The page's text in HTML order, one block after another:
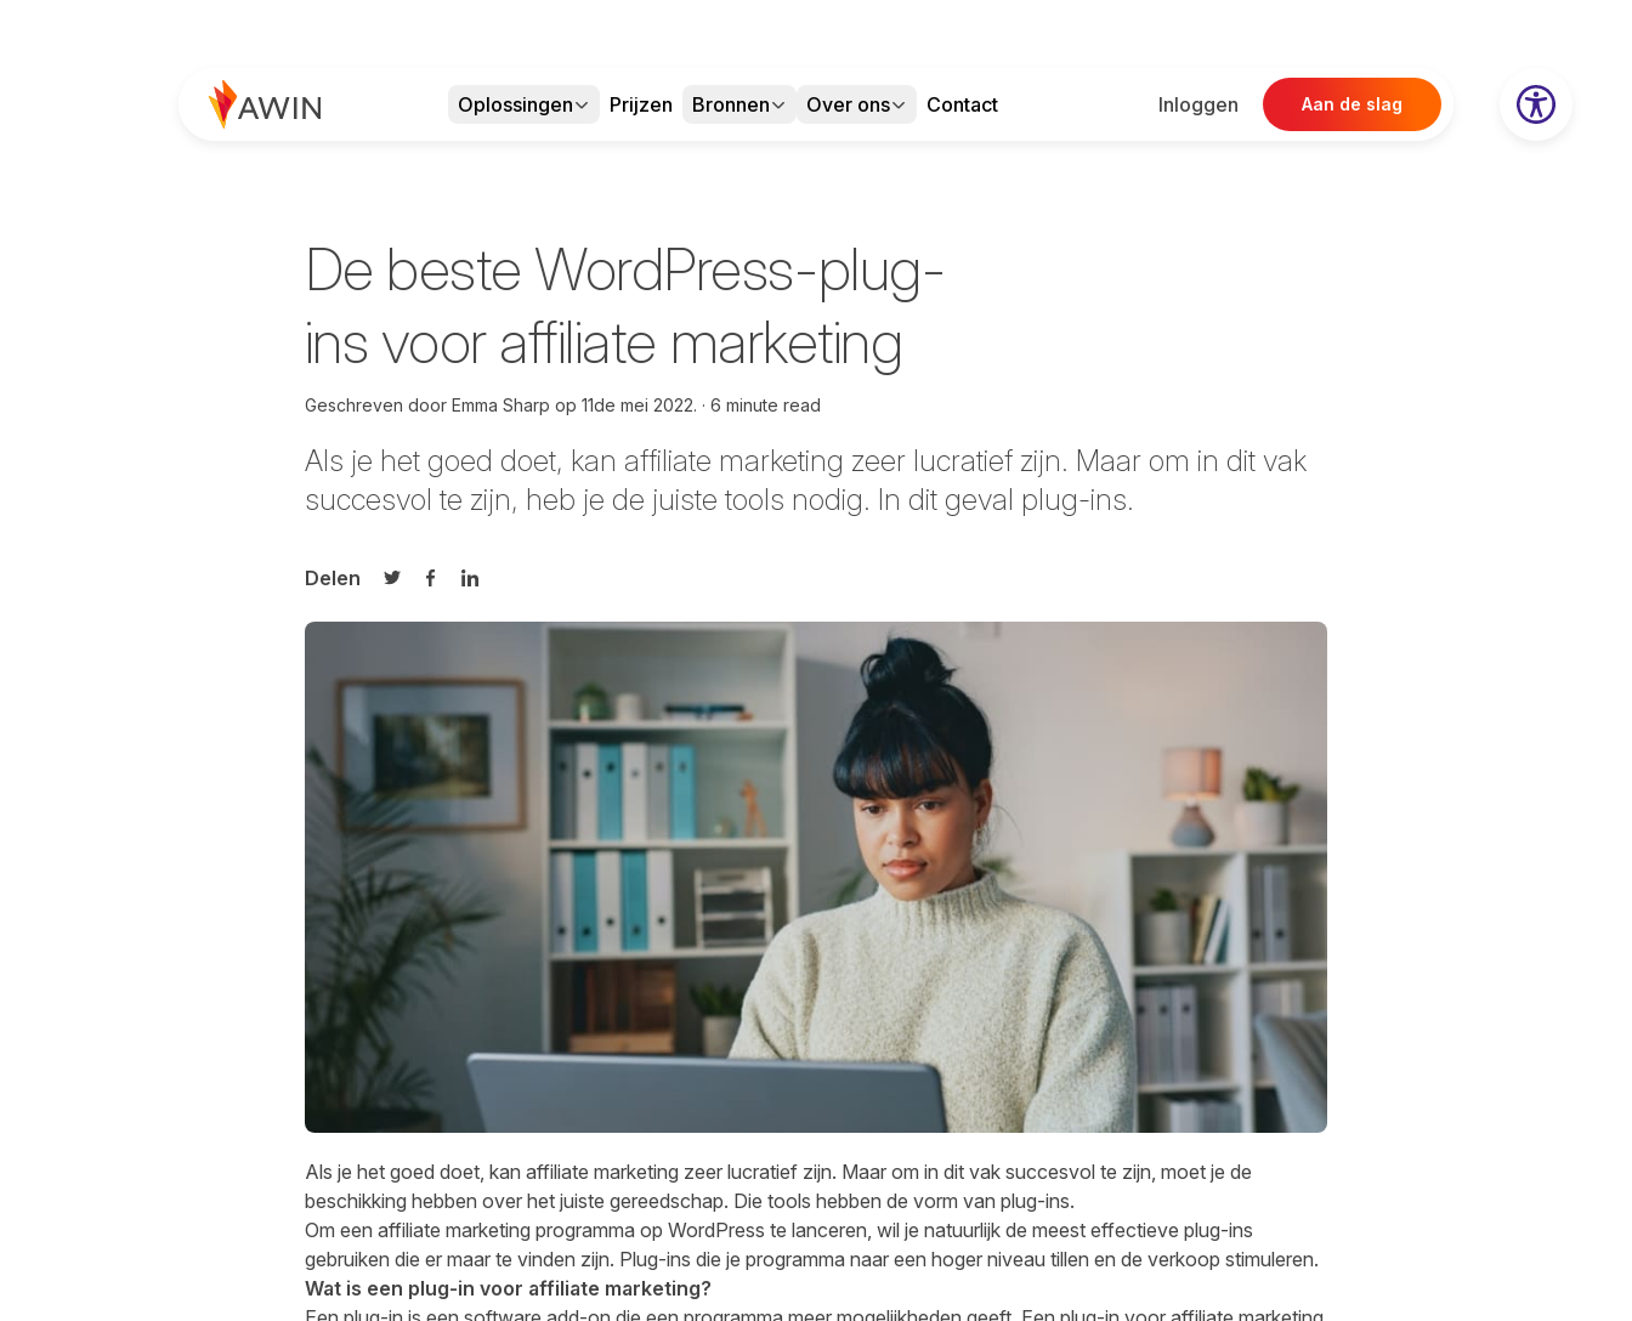
Oplossingen Prijzen Bronnen Over ons Contact Inloggen Aan de slag
De beste WordPress-plug-
ins voor affiliate marketing
Geschreven door Emma Sharp op 11de mei 2022. 6 minute read
Als je het goed doet, kan affiliate marketing zeer lucratief zijn. Maar om in dit vak
succesvol te zijn, heb je de juiste tools nodig. In dit geval plug-ins.
Delen
Delen op Twitter
Delen op Facebook
Delen op LinkedIn
Als je het goed doet, kan affiliate marketing zeer lucratief zijn. Maar om in dit vak succesvol te zijn, moet je de
beschikking hebben over het juiste gereedschap. Die tools hebben de vorm van plug-ins.
Om een affiliate marketing programma op WordPress te lanceren, wil je natuurlijk de meest effectieve plug-ins
gebruiken die er maar te vinden zijn. Plug-ins die je programma naar een hoger niveau tillen en de verkoop stimuleren.
Wat is een plug-in voor affiliate marketing?